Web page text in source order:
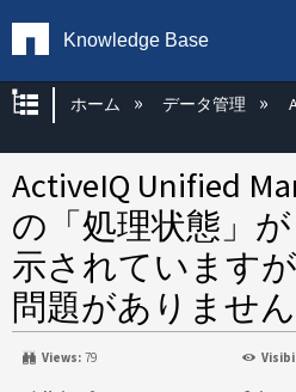
Knowledge Base
グローバル階層を
ホーム データ管理
ActiveIQ Unified
の「処理状態」
示されています
問題がありません
Views: 79